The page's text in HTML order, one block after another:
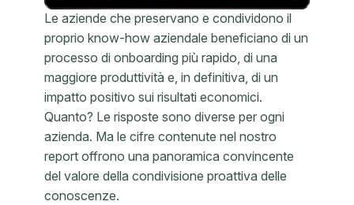
Le aziende che preservano e condividono il
proprio know-how aziendale beneficiano di un
processo di onboarding più rapido, di una
maggiore produttività e, in definitiva, di un
impatto positivo sui risultati economici.
Quanto? Le risposte sono diverse per ogni
azienda. Ma le cifre contenute nel nostro
report offrono una panoramica convincente
del valore della condivisione proattiva delle
conoscenze.